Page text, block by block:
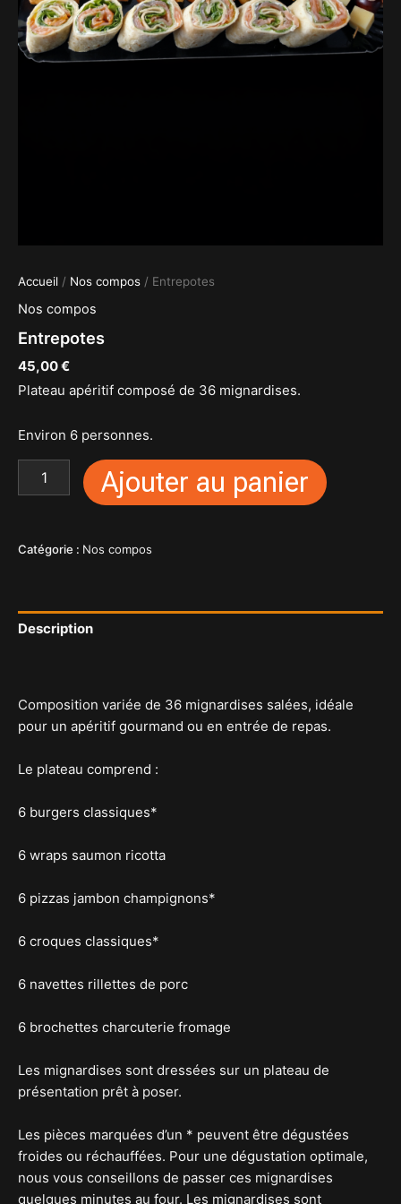
Accueil / Nos compos / Entrepotes
Nos compos
Entrepotes
45,00€
Plateau apéritif composé de 36 mignardises.
Environ 6 personnes.
Ajouter au panier
Catégorie : Nos compos
Description
Composition variée de 36 mignardises salées, idéale
pour un apéritif gourmand ou en entrée de repas.
Le plateau comprend :
6 burgers classiques*
6 wraps saumon ricotta
6 pizzas jambon champignons*
6 croques classiques*
6 navettes rillettes de porc
6 brochettes charcuterie fromage
Les mignardises sont dressées sur un plateau de
présentation prêt à poser.
Les pièces marquées d’un * peuvent être dégustées
froides ou réchauffées. Pour une dégustation optimale,
nous vous conseillons de passer ces mignardises
quelques minutes au four. Les mignardises sont